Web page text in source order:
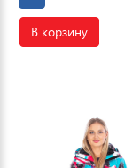
В корзину